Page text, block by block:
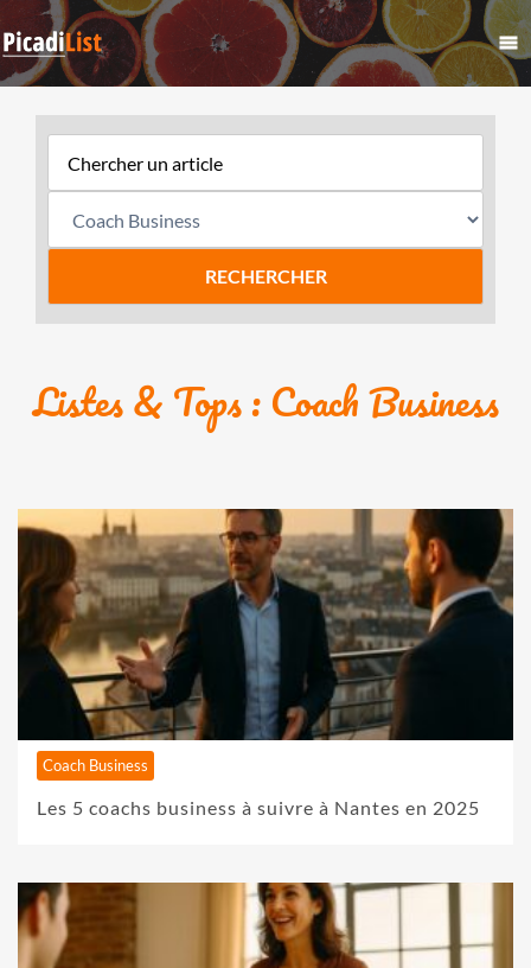
Listes & Tops : Coach Business
Coach Business
Les 5 coachs business à suivre à Nantes en 2025